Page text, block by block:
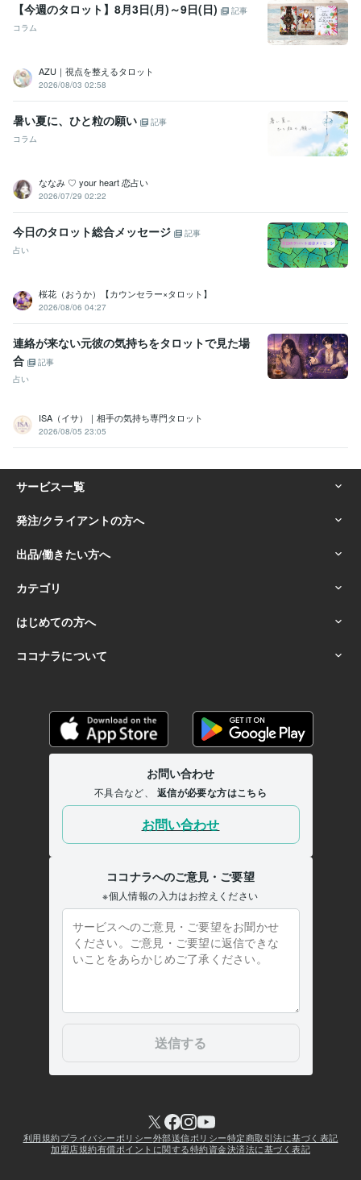
【今週のタロット】8月3日(月)～9日(日)
記事
コラム
AZU｜視点を整えるタロット
2026/08/03 02:58
暑い夏に、ひと粒の願い
記事
コラム
ななみ ♡ your heart 恋占い
2026/07/29 02:22
今日のタロット総合メッセージ
記事
占い
桜花（おうか）【カウンセラー×タロット】
2026/08/06 04:27
連絡が来ない元彼の気持ちをタロットで見た場
合
記事
占い
ISA（イサ）｜相手の気持ち専門タロット
2026/08/05 23:05